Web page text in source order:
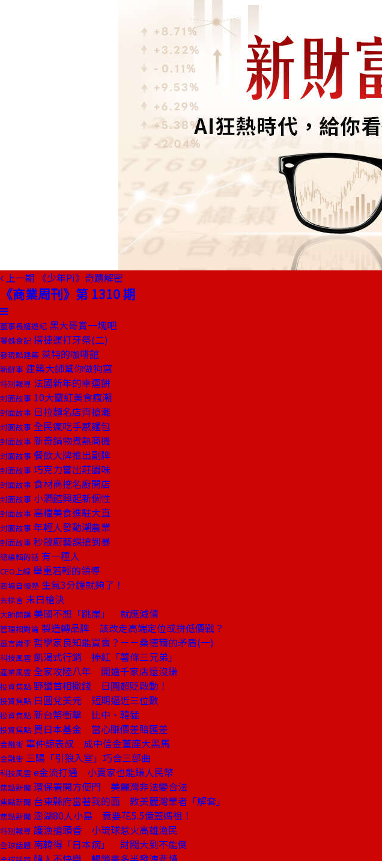
上一期 《少年Pi》奇蹟解密
《商業周刊》第 1310 期
董事長嬉遊記 黑大哥賞一塊吧
饕姊食記 搭捷運打牙祭(二)
發現酷建築 萊特的咖啡館
新鮮事 建築大師幫你做狗窩
特別報導 法國新年的幸運餅
封面故事 10大竄紅美食瘋潮
封面故事 日拉麵名店齊搶灘
封面故事 全民瘋吃手感麵包
封面故事 新奇鍋物煮熱商機
封面故事 餐飲大牌推出副牌
封面故事 巧克力嘗出莊園味
封面故事 食材商挖名廚開店
封面故事 小酒館興起新個性
封面故事 高檔美食進駐大直
封面故事 年輕人發動潮農業
封面故事 秒殺廚藝課搶到暴
總編輯的話 有一種人
CEO上線 舉重若輕的領導
商場自慢塾 生氣3分鐘就夠了！
去梯言 末日槍決
大師開講 美國不想「跳崖」 就應減債
管理相對論 製造轉品牌 該改走高端定位或拚低價戰？
童言識李 哲學家良知能買賣？－－桑德爾的矛盾(一)
科技風雲 飢渴式行銷 捧紅「薯條三兄弟」
產業風雲 全家攻陸八年 開逾千家店還沒賺
投資焦點 野蠻首相撒錢 日圓超貶啟動！
投資焦點 日圓兌美元 短期逼近三位數
投資焦點 新台幣衝擊 比中、韓猛
投資焦點 買日本基金 當心賺價差賠匯差
金融街 辜仲諒表叔 成中信金董座大黑馬
金融街 三陽「引狼入室」巧合三部曲
科技風雲 e金流打通 小賣家也能賺人民幣
焦點新聞 環保署開方便門 美麗灣非法變合法
焦點新聞 台東縣府當著我的面 教美麗灣業者「解套」
焦點新聞 澎湖80人小島 竟要花5.5億蓋媽祖！
特別報導 護漁搶頭香 小琉球惹火高雄漁民
全球話題 南韓得「日本病」 財閥大到不能倒